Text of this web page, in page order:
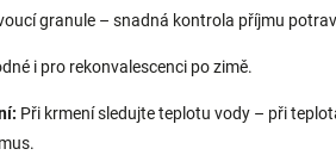
granule – snadná kontrola příjmu
i pro rekonvalescenci po zimě.
Při krmení sledujte teplotu vody – při